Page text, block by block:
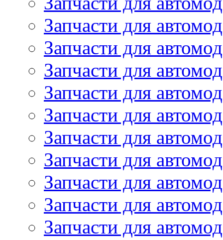
Запчасти для
Запчасти для
Запчасти для
Запчасти для
Запчасти для
Запчасти для
Запчасти для
Запчасти для
Запчасти для
Запчасти для